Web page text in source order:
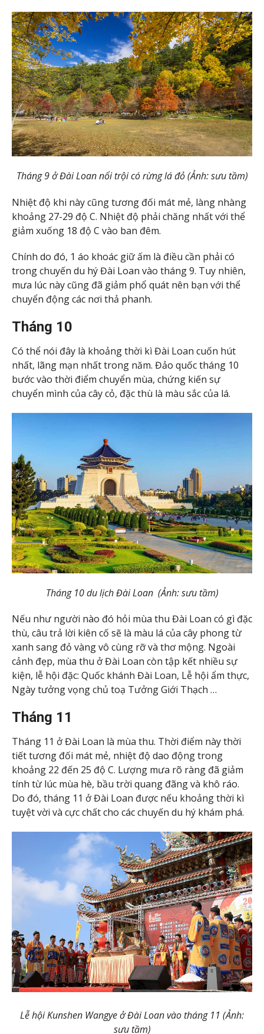
Tháng 9 ở Đài Loan nổi trội có rừng lá đỏ (Ảnh: sưu tầm)
Nhiệt độ khi này cũng tương đối mát mẻ, làng nhàng
khoảng 27-29 độ C. Nhiệt độ phải chăng nhất với thể
giảm xuống 18 độ C vào ban đêm.
Chính do đó, 1 áo khoác giữ ấm là điều cần phải có
trong chuyến du hý Đài Loan vào tháng 9. Tuy nhiên,
mưa lúc này cũng đã giảm phổ quát nên bạn với thể
chuyển động các nơi thả phanh.
Tháng 10
Có thể nói đây là khoảng thời kì Đài Loan cuốn hút
nhất, lãng mạn nhất trong năm. Đảo quốc tháng 10
bước vào thời điểm chuyển mùa, chứng kiến ​​sự
chuyển mình của cây cỏ, đặc thù là màu sắc của lá.
Tháng 10 du lịch Đài Loan (Ảnh: sưu tầm)
Nếu như người nào đó hỏi mùa thu Đài Loan có gì đặc
thù, câu trả lời kiên cố sẽ là màu lá của cây phong từ
xanh sang đỏ vàng vô cùng rỡ và thơ mộng. Ngoài
cảnh đẹp, mùa thu ở Đài Loan còn tập kết nhiều sự
kiện, lễ hội đặc: Quốc khánh Đài Loan, Lễ hội ẩm thực,
Ngày tưởng vọng chủ toạ Tưởng Giới Thạch …
Tháng 11
Tháng 11 ở Đài Loan là mùa thu. Thời điểm này thời
tiết tương đối mát mẻ, nhiệt độ dao động trong
khoảng 22 đến 25 độ C. Lượng mưa rõ ràng đã giảm
tính từ lúc mùa hè, bầu trời quang đãng và khô ráo.
Do đó, tháng 11 ở Đài Loan được nếu khoảng thời kì
tuyệt vời và cực chất cho các chuyến du hý khám phá.
Lễ hội Kunshen Wangye ở Đài Loan vào tháng 11 (Ảnh:
sưu tầm)